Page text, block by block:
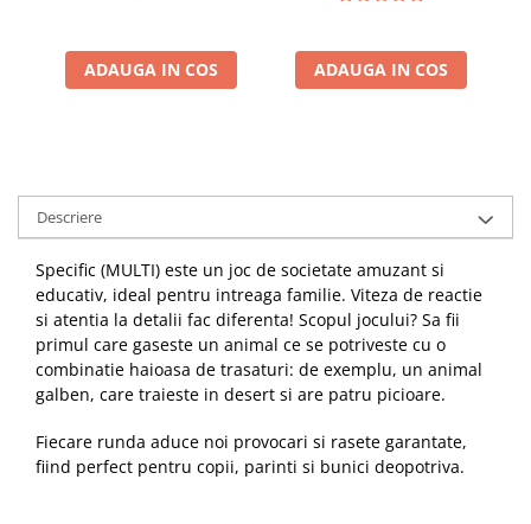
ADAUGA IN COS ADAUGA IN COS
Descriere
Specific (MULTI) este un joc de societate amuzant si
educativ, ideal pentru intreaga familie. Viteza de reactie
si atentia la detalii fac diferenta! Scopul jocului? Sa fii
primul care gaseste un animal ce se potriveste cu o
combinatie haioasa de trasaturi: de exemplu, un animal
galben, care traieste in desert si are patru picioare.
Fiecare runda aduce noi provocari si rasete garantate,
fiind perfect pentru copii, parinti si bunici deopotriva.